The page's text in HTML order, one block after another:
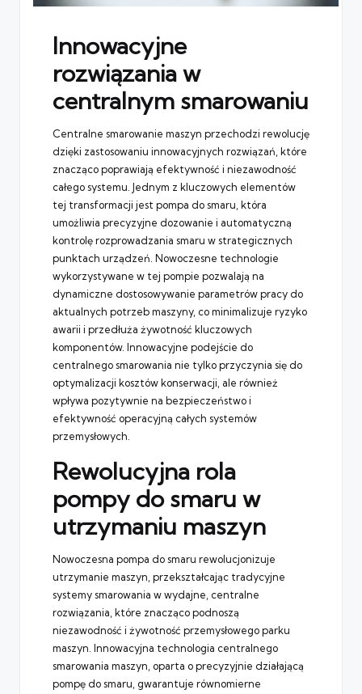
Innowacyjne
rozwiązania w
centralnym smarowaniu
Centralne smarowanie maszyn przechodzi rewolucję
dzięki zastosowaniu innowacyjnych rozwiązań, które
znacząco poprawiają efektywność i niezawodność
całego systemu. Jednym z kluczowych elementów
tej transformacji jest pompa do smaru , która
umożliwia precyzyjne dozowanie i automatyczną
kontrolę rozprowadzania smaru w strategicznych
punktach urządzeń. Nowoczesne technologie
wykorzystywane w tej pompie pozwalają na
dynamiczne dostosowywanie parametrów pracy do
aktualnych potrzeb maszyny, co minimalizuje ryzyko
awarii i przedłuża żywotność kluczowych
komponentów. Innowacyjne podejście do
centralnego smarowania nie tylko przyczynia się do
optymalizacji kosztów konserwacji, ale również
wpływa pozytywnie na bezpieczeństwo i
efektywność operacyjną całych systemów
przemysłowych.
Rewolucyjna rola
pompy do smaru w
utrzymaniu maszyn
Nowoczesna pompa do smaru rewolucjonizuje
utrzymanie maszyn, przekształcając tradycyjne
systemy smarowania w wydajne, centralne
rozwiązania, które znacząco podnoszą
niezawodność i żywotność przemysłowego parku
maszyn. Innowacyjna technologia centralnego
smarowania maszyn, oparta o precyzyjnie działającą
pompę do smaru, gwarantuje równomierne